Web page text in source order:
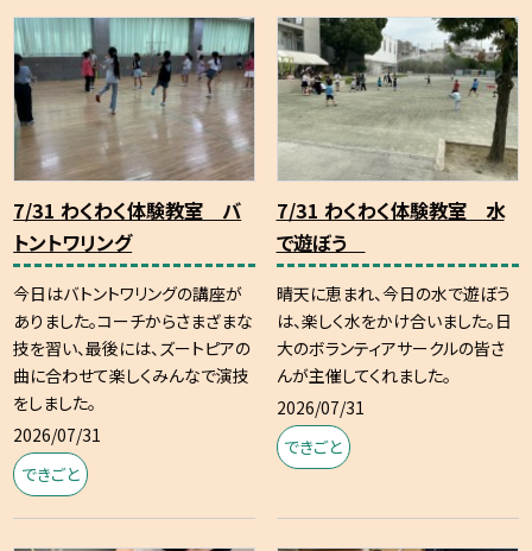
7/31 わくわく体験教室 バ
トントワリング
今日はバトントワリングの講座が
ありました。コーチからさまざまな
技を習い、最後には、ズートピアの
曲に合わせて楽しくみんなで演技
をしました。
2026/07/31
できごと
7/31 わくわく体験教室 水
で遊ぼう
晴天に恵まれ、今日の水で遊ぼう
は、楽しく水をかけ合いました。日
大のボランティアサークルの皆さ
んが主催してくれました。
2026/07/31
できごと